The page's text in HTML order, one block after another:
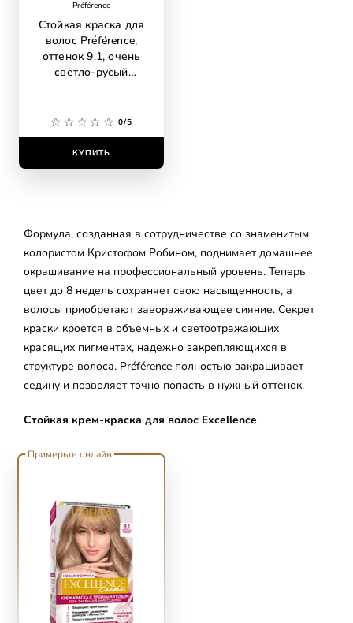
Préférence
Стойкая краска для
волос Préférence,
оттенок 9.1, очень
светло-русый
0/5
КУПИТЬ
Формула, созданная в сотрудничестве со знаменитым
колористом Кристофом Робином, поднимает домашнее
окрашивание на профессиональный уровень. Теперь
цвет до 8 недель сохраняет свою насыщенность, а
волосы приобретают завораживающее сияние. Секрет
краски кроется в объемных и светоотражающих
красящих пигментах, надежно закрепляющихся в
структуре волоса. Préférence полностью закрашивает
седину и позволяет точно попасть в нужный оттенок.
Стойкая крем-краска для волос Excellence
skip slider
Примерьте онлайн